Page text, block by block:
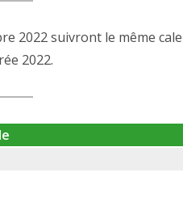
2022 suivront le même
2022.